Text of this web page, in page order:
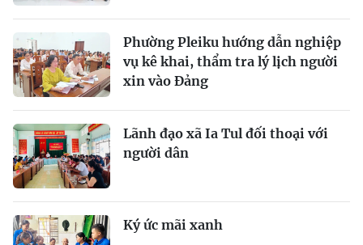
Phường Pleiku hướng dẫn nghiệp
vụ kê khai, thẩm tra lý lịch người
xin vào Đảng
Lãnh đạo xã Ia Tul đối thoại với
người dân
Ký ức mãi xanh